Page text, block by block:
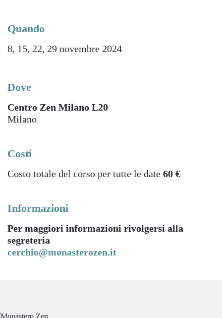
Quando
8, 15, 22, 29 novembre 2024
Dove
Centro Zen Milano L20
Milano
Costi
Costo totale del corso per tutte le date 60 €
Informazioni
Per maggiori informazioni rivolgersi alla
segreteria
cerchio@monasterozen.it